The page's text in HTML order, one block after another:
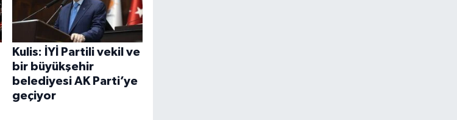
Kulis: İYİ Partili vekil ve
bir büyükşehir
belediyesi AK Parti’ye
geçiyor